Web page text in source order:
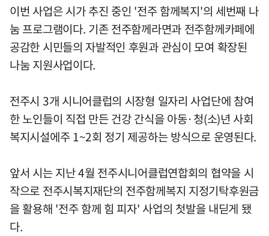
이번 사업은 시가 추진 중인 '전주 함께복지'의 세번째 나
눔 프로그램이다. 기존 전주함께라면과 전주함께카페에
공감한 시민들의 자발적인 후원과 관심이 모여 확장된
나눔 지원사업이다.
전주시 3개 시니어클럽의 시장형 일자리 사업단에 참여
한 노인들이 직접 만든 건강 간식을 아동·청(소)년 사회
복지시설에주 1~2회 정기 제공하는 방식으로 운영된다.
앞서 시는 지난 4월 전주시니어클럽연합회의 협약을 시
작으로 전주시복지재단의 전주함께복지 지정기탁후원금
을 활용해 '전주 함께 힘 피자' 사업의 첫발을 내딛게 됐
다.